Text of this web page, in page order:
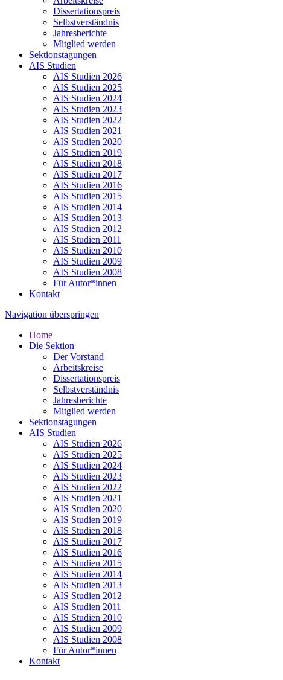
Dissertationspreis
Selbstverständnis
Jahresberichte
Mitglied werden
Sektionstagungen
AIS Studien
AIS Studien 2026
AIS Studien 2025
AIS Studien 2024
AIS Studien 2023
AIS Studien 2022
AIS Studien 2021
AIS Studien 2020
AIS Studien 2019
AIS Studien 2018
AIS Studien 2017
AIS Studien 2016
AIS Studien 2015
AIS Studien 2014
AIS Studien 2013
AIS Studien 2012
AIS Studien 2011
AIS Studien 2010
AIS Studien 2009
AIS Studien 2008
Für Autor*innen
Kontakt
Navigation überspringen
Home
Die Sektion
Der Vorstand
Arbeitskreise
Dissertationspreis
Selbstverständnis
Jahresberichte
Mitglied werden
Sektionstagungen
AIS Studien
AIS Studien 2026
AIS Studien 2025
AIS Studien 2024
AIS Studien 2023
AIS Studien 2022
AIS Studien 2021
AIS Studien 2020
AIS Studien 2019
AIS Studien 2018
AIS Studien 2017
AIS Studien 2016
AIS Studien 2015
AIS Studien 2014
AIS Studien 2013
AIS Studien 2012
AIS Studien 2011
AIS Studien 2010
AIS Studien 2009
AIS Studien 2008
Für Autor*innen
Kontakt